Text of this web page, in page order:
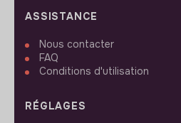
ASSISTANCE
Nous contacter
FAQ
Conditions d'utilisation
RÉGLAGES